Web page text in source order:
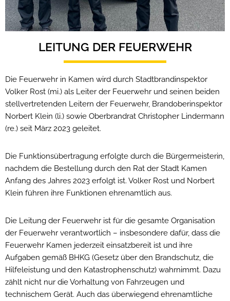
LEITUNG DER FEUERWEHR
Die Feuerwehr in Kamen wird durch Stadtbrandinspektor
Volker Rost (mi.) als Leiter der Feuerwehr und seinen beiden
stellvertretenden Leitern der Feuerwehr, Brandoberinspektor
Norbert Klein (li.) sowie Oberbrandrat Christopher Lindermann
(re.) seit März 2023 geleitet.
Die Funktionsübertragung erfolgte durch die Bürgermeisterin,
nachdem die Bestellung durch den Rat der Stadt Kamen
Anfang des Jahres 2023 erfolgt ist. Volker Rost und Norbert
Klein führen ihre Funktionen ehrenamtlich aus.
Die Leitung der Feuerwehr ist für die gesamte Organisation
der Feuerwehr verantwortlich – insbesondere dafür, dass die
Feuerwehr Kamen jederzeit einsatzbereit ist und ihre
Aufgaben gemäß BHKG (Gesetz über den Brandschutz, die
Hilfeleistung und den Katastrophenschutz) wahrnimmt. Dazu
zählt nicht nur die Vorhaltung von Fahrzeugen und
technischem Gerät. Auch das überwiegend ehrenamtliche